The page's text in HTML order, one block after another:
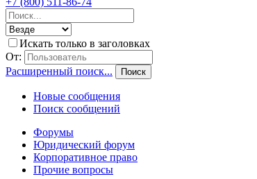
Искать только в заголовках
От:
Расширенный поиск...
Поиск
Новые сообщения
Поиск сообщений
Форумы
Юридический форум
Корпоративное право
Прочие вопросы